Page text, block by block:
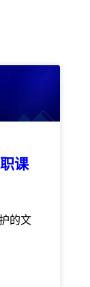
课
的文